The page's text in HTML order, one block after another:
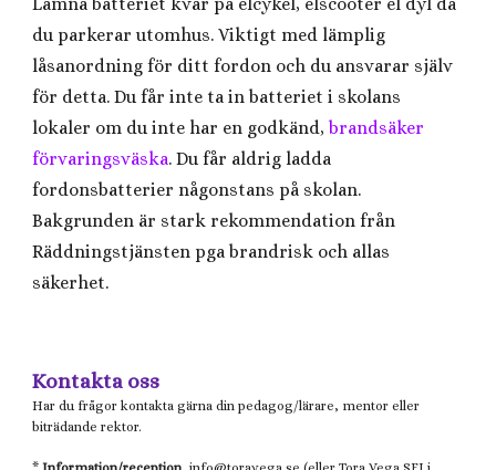
du parkerar utomhus. Viktigt med lämplig
låsanordning för ditt fordon och du ansvarar själv
för detta. Du får inte ta in batteriet i skolans
lokaler om du inte har en godkänd,brandsäker
förvaringsväska. Du får aldrig ladda
fordonsbatterier någonstans på skolan.
Bakgrunden är stark rekommendation från
Räddningstjänsten pga brandrisk och allas
säkerhet.
Kontakta oss
Har du frågor kontakta gärna din pedagog/lärare, mentor eller
biträdande rektor.